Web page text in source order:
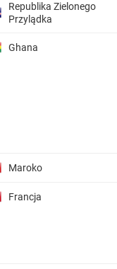
Republika Zielonego
Przylądka
Ghana
Maroko
Francja